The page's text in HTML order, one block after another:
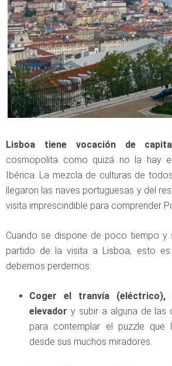
Lisboa tiene vocación de capital
cosmopolita como quizá no la hay
Ibérica. La mezcla de culturas de
llegaron las naves portuguesas y del
visita imprescindible para comprender
Cuando se dispone de poco tiempo y
partido de la visita a Lisboa, esto
debemos perdernos:
Coger el tranvía
elevador y subir a alguna de las
para contemplar el puzzle que
desde sus muchos miradores.